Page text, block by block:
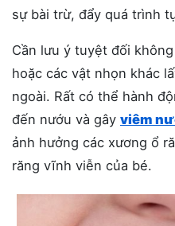
sự bài trừ, đẩy quá trình
Cần lưu ý tuyệt đối
hoặc các vật nhọn khác
ngoài. Rất có thể hành
đến nướu và gây viêm
ảnh hưởng các xương ổ
răng vĩnh viễn của bé.